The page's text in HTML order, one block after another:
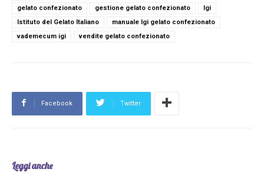
gelato confezionato
gestione gelato confezionato
Igi
Istituto del Gelato Italiano
manuale Igi gelato confezionato
vademecum igi
vendite gelato confezionato
Facebook Twitter
Leggi anche